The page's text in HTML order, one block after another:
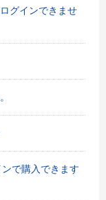
グインできませ
で購入できます